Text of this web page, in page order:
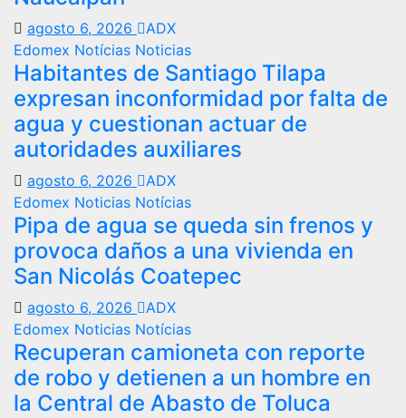
agosto 6, 2026
ADX
Edomex Notícias Noticias
Habitantes de Santiago Tilapa
expresan inconformidad por falta de
agua y cuestionan actuar de
autoridades auxiliares
agosto 6, 2026
ADX
Edomex Noticias Notícias
Pipa de agua se queda sin frenos y
provoca daños a una vivienda en
San Nicolás Coatepec
agosto 6, 2026
ADX
Edomex Noticias Notícias
Recuperan camioneta con reporte
de robo y detienen a un hombre en
la Central de Abasto de Toluca